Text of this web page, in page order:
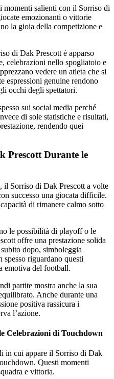
momenti salienti con il Sorriso di
emozionanti o vittorie
la gioia della competizione e
di Dak Prescott è apparso
celebrazioni nello spogliatoio e
vedere un atleta che si
espressioni genuine rendono
occhi degli spettatori.
sui social media perché
di sole statistiche e risultati,
rendendo quei
Prescott Durante le
il Sorriso di Dak Prescott a volte
successo una giocata difficile.
di rimanere calmo sotto
le possibilità di playoff o le
offre una prestazione solida
dopo, simboleggia
riguardano questi
emotiva del football.
partite mostra anche la sua
Anche durante una
positiva rassicura i
l’azione.
Celebrazioni di Touchdown
in cui appare il Sorriso di Dak
Questi momenti
e vittoria.